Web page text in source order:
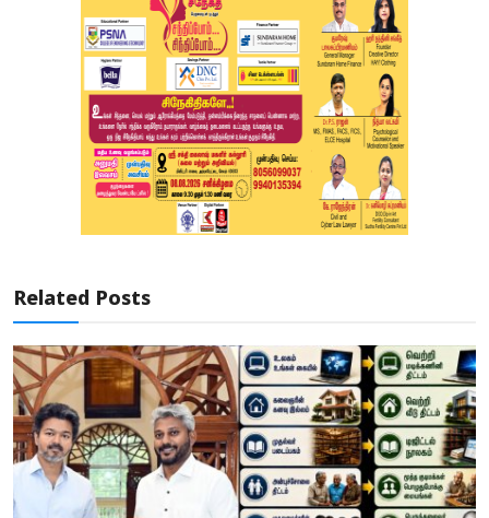
Related Posts